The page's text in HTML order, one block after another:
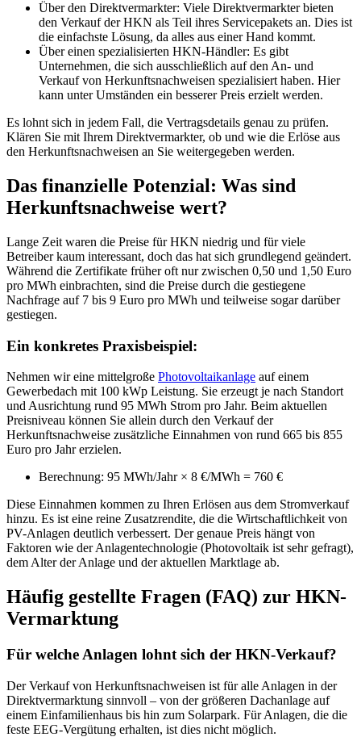
Über den Direktvermarkter: Viele Direktvermarkter bieten
den Verkauf der HKN als Teil ihres Servicepakets an. Dies ist
die einfachste Lösung, da alles aus einer Hand kommt.
Über einen spezialisierten HKN-Händler: Es gibt
Unternehmen, die sich ausschließlich auf den An- und
Verkauf von Herkunftsnachweisen spezialisiert haben. Hier
kann unter Umständen ein besserer Preis erzielt werden.
Es lohnt sich in jedem Fall, die Vertragsdetails genau zu prüfen.
Klären Sie mit Ihrem Direktvermarkter, ob und wie die Erlöse aus
den Herkunftsnachweisen an Sie weitergegeben werden.
Das finanzielle Potenzial: Was sind
Herkunftsnachweise wert?
Lange Zeit waren die Preise für HKN niedrig und für viele
Betreiber kaum interessant, doch das hat sich grundlegend geändert.
Während die Zertifikate früher oft nur zwischen 0,50 und 1,50 Euro
pro MWh einbrachten, sind die Preise durch die gestiegene
Nachfrage auf 7 bis 9 Euro pro MWh und teilweise sogar darüber
gestiegen.
Ein konkretes Praxisbeispiel:
Nehmen wir eine mittelgroße Photovoltaikanlage auf einem
Gewerbedach mit 100 kWp Leistung. Sie erzeugt je nach Standort
und Ausrichtung rund 95 MWh Strom pro Jahr. Beim aktuellen
Preisniveau können Sie allein durch den Verkauf der
Herkunftsnachweise zusätzliche Einnahmen von rund 665 bis 855
Euro pro Jahr erzielen.
Berechnung: 95 MWh/Jahr × 8 €/MWh = 760 €
Diese Einnahmen kommen zu Ihren Erlösen aus dem Stromverkauf
hinzu. Es ist eine reine Zusatzrendite, die die Wirtschaftlichkeit von
PV-Anlagen deutlich verbessert. Der genaue Preis hängt von
Faktoren wie der Anlagentechnologie (Photovoltaik ist sehr gefragt),
dem Alter der Anlage und der aktuellen Marktlage ab.
Häufig gestellte Fragen (FAQ) zur HKN-
Vermarktung
Für welche Anlagen lohnt sich der HKN-Verkauf?
Der Verkauf von Herkunftsnachweisen ist für alle Anlagen in der
Direktvermarktung sinnvoll – von der größeren Dachanlage auf
einem Einfamilienhaus bis hin zum Solarpark. Für Anlagen, die die
feste EEG-Vergütung erhalten, ist dies nicht möglich.